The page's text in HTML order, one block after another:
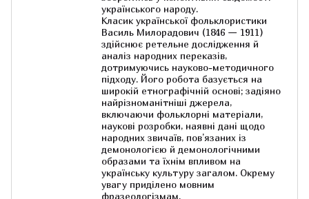
українського народу.
Класик української фольклористики
Василь Милорадович (1846 — 1911)
здійснює ретельне дослідження й
аналіз народних переказів,
дотримуючись науково-методичного
підходу. Його робота базується на
широкій етнографічній основі; задіяно
найрізноманітніші джерела,
включаючи фольклорні матеріали,
наукові розробки, наявні дані щодо
народних звичаїв, пов’язаних із
демонологією й демонологічними
образами та їхнім впливом на
українську культуру загалом. Окрему
увагу приділено мовним
фразеологізмам.